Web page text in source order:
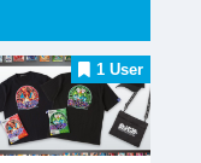
1 User